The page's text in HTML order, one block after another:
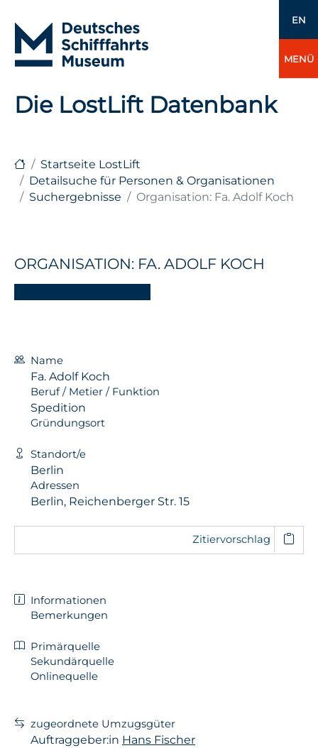
EN
MENÜ
Die LostLift Datenbank
Startseite LostLift
Detailsuche für Personen & Organisationen
Suchergebnisse
Organisation: Fa. Adolf Koch
ORGANISATION: FA. ADOLF KOCH
Name
Fa. Adolf Koch
Beruf / Metier / Funktion
Spedition
Gründungsort
Standort/e
Berlin
Adressen
Berlin, Reichenberger Str. 15
Zitiervorschlag
Informationen
Bemerkungen
Primärquelle
Sekundärquelle
Onlinequelle
zugeordnete Umzugsgüter
Auftraggeber:in Hans Fischer